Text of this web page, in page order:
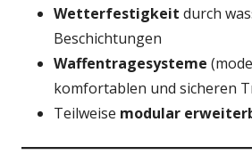
Wetterfestigkeit durch
Beschichtungen
Waffentragesysteme
komfortablen und sicheren
Teilweise modular